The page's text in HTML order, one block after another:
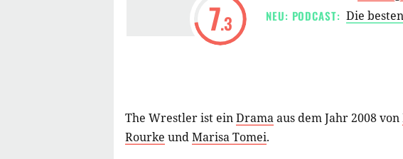
7.3
NEU: PODCAST: Die
The Wrestler ist einDramaaus dem Jahr 2008 von
Rourke undMarisa Tomei.